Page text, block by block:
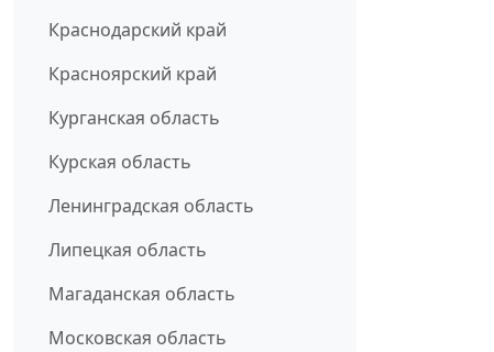
Краснодарский край
Красноярский край
Курганская область
Курская область
Ленинградская область
Липецкая область
Магаданская область
Московская область